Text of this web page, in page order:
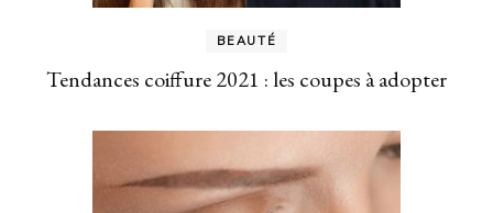
BEAUTÉ
Tendances coiffure 2021 : les coupes à adopter